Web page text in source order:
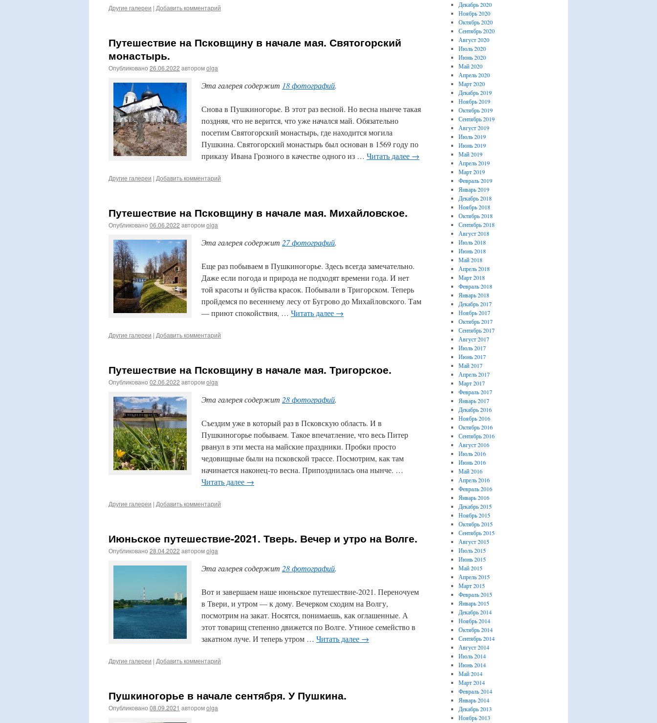
Другие галереи | Добавить комментарий
Путешествие на Псковщину в начале мая. Святогорский
монастырь.
Опубликовано 26.06.2022 авторомolga
Эта галерея содержит 18 фотографий.
Снова в Пушкиногорье. В этот раз весной. Но весна нынче такая
поздняя, что не верится, что уже начался май. Обязательно
посетим Святогорский монастырь, где находится могила
Пушкина. Святогорский монастырь был основан в 1569 году по
приказу Ивана Грозного в качестве одного из … Читать далее →
Другие галереи | Добавить комментарий
Путешествие на Псковщину в начале мая. Михайловское.
Опубликовано 06.06.2022 авторомolga
Эта галерея содержит 27 фотографий.
Еще раз побываем в Пушкиногорье. Здесь всегда замечательно.
Даже если погода и природа не подходят времени года. И нет
той красоты и буйства красок. Побывали в Тригорском. Теперь
пройдемся по весеннему лесу от Бугрово до Михайловского. Там
— приют спокойствия, … Читать далее →
Другие галереи | Добавить комментарий
Путешествие на Псковщину в начале мая. Тригорское.
Опубликовано 02.06.2022 авторомolga
Эта галерея содержит 28 фотографий.
Съездим уже в который раз в Псковскую область. И в
Пушкиногорье побываем. Такое впечатление, что весь Питер
рванул в эти места на майские праздники. Пробки просто
чедовищные были на псковской трассе. Посмотрим, как там
начинается наконец-то весна. Припозднилась она нынче. …
Читать далее →
Другие галереи | Добавить комментарий
Июньское путешествие-2021. Тверь. Вечер и утро на Волге.
Опубликовано 28.04.2022 авторомolga
Эта галерея содержит 28 фотографий.
Вот и завершаем наше июньское путешествие-2021. Переночуем
в Твери, и утром — к дому. Вечерком сходим на Волгу,
посмотрим на закат. Носятся, понимаешь, как оглашенные. А
этот товарищ степенно движется по Волге. Утиное семейство в
закатном луче. И теперь утром … Читать далее →
Другие галереи | Добавить комментарий
Пушкиногорье в начале сентября. У Пушкина.
Опубликовано 08.09.2021 авторомolga
Декабрь 2020
Ноябрь 2020
Октябрь 2020
Сентябрь 2020
Август 2020
Июль 2020
Июнь 2020
Май 2020
Апрель 2020
Март 2020
Декабрь 2019
Ноябрь 2019
Октябрь 2019
Сентябрь 2019
Август 2019
Июль 2019
Июнь 2019
Май 2019
Апрель 2019
Март 2019
Февраль 2019
Январь 2019
Декабрь 2018
Ноябрь 2018
Октябрь 2018
Сентябрь 2018
Август 2018
Июль 2018
Июнь 2018
Май 2018
Апрель 2018
Март 2018
Февраль 2018
Январь 2018
Декабрь 2017
Ноябрь 2017
Октябрь 2017
Сентябрь 2017
Август 2017
Июль 2017
Июнь 2017
Май 2017
Апрель 2017
Март 2017
Февраль 2017
Январь 2017
Декабрь 2016
Ноябрь 2016
Октябрь 2016
Сентябрь 2016
Август 2016
Июль 2016
Июнь 2016
Май 2016
Апрель 2016
Февраль 2016
Январь 2016
Декабрь 2015
Ноябрь 2015
Октябрь 2015
Сентябрь 2015
Август 2015
Июль 2015
Июнь 2015
Май 2015
Апрель 2015
Март 2015
Февраль 2015
Январь 2015
Декабрь 2014
Ноябрь 2014
Октябрь 2014
Сентябрь 2014
Август 2014
Июль 2014
Июнь 2014
Май 2014
Март 2014
Февраль 2014
Январь 2014
Декабрь 2013
Ноябрь 2013